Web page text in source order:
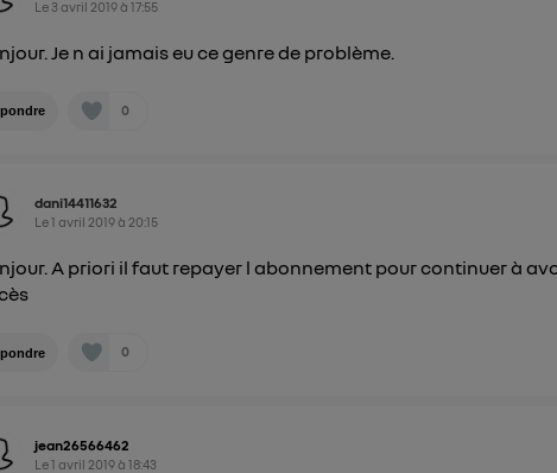
Le 3 avril 2019à17:55
Je n ai jamais eu ce genre de problème.
0
dani14411632
Le1 avril 2019à 20:15
A priori il faut repayer l abonnement pour continuer à
0
jean26566462
Le1 avril 2019à18:43
personnelles d'Utiq.